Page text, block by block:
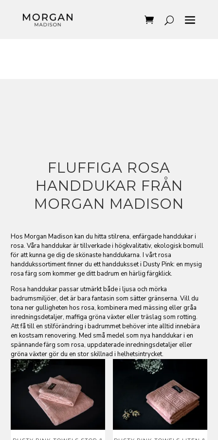
FLUFFIGA ROSA
HANDDUKAR FRÅN
MORGAN MADISON
Hos Morgan Madison kan du hitta stilrena, enfärgade handdukar i
rosa. Våra handdukar är tillverkade i högkvalitativ, ekologisk bomull
för att kunna ge dig de skönaste handdukarna. I vårt rosa
handdukssortiment finner du ett handduksset i Dusty Pink: en mysig
rosa färg som kommer ge ditt badrum en härlig färgklick.
Rosa handdukar passar utmärkt både i ljusa och mörka
badrumsmiljöer, det är bara fantasin som sätter gränserna. Vill du
tona ner gulligheten hos rosa, kombinera med mässing eller gråa
inredningsdetaljer, maffiga gröna växter eller träslag som rotting.
Att få till en stilförändring i badrummet behöver inte alltid innebära
en kostsam renovering. Med små medel som nya handdukar i en
spännande färg som rosa, uppdaterade inredningsdetaljer eller
gröna växter gör du en stor skillnad i helhetsintrycket.